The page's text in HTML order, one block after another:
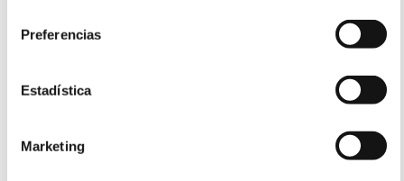
Preferencias
Estadística
Marketing
2 noches de alojamiento / 2 clases de surf / equipamiento surf /
Posibilidad de aumentar noches de estancia ( 32€/pax)